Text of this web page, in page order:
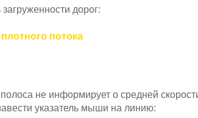
дорог:
потока
не информирует о средней
указатель мыши на линию: